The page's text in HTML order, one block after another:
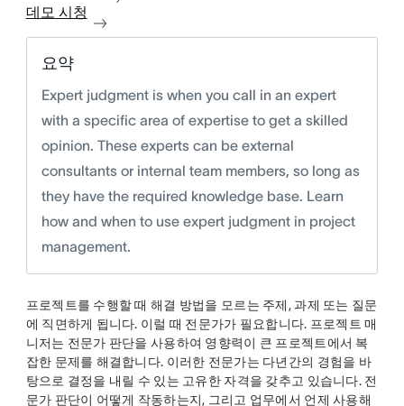
데모 시청
요약
Expert judgment is when you call in an expert
with a specific area of expertise to get a skilled
opinion. These experts can be external
consultants or internal team members, so long as
they have the required knowledge base. Learn
how and when to use expert judgment in project
management.
프로젝트를 수행할 때 해결 방법을 모르는 주제, 과제 또는 질문
에 직면하게 됩니다. 이럴 때 전문가가 필요합니다. 프로젝트 매
니저는 전문가 판단을 사용하여 영향력이 큰 프로젝트에서 복
잡한 문제를 해결합니다. 이러한 전문가는 다년간의 경험을 바
탕으로 결정을 내릴 수 있는 고유한 자격을 갖추고 있습니다. 전
문가 판단이 어떻게 작동하는지, 그리고 업무에서 언제 사용해